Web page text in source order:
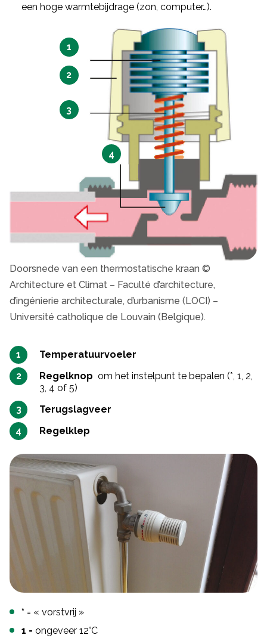
een hoge warmtebijdrage (zon, computer…).
1
2
3
4
Doorsnede van een thermostatische kraan ©
Architecture et Climat – Faculté d’architecture,
d’ingénierie architecturale, d’urbanisme (LOCI) –
Université catholique de Louvain (Belgique).
Temperatuurvoeler
Regelknop om het instelpunt te bepalen (*, 1, 2,
3, 4 of 5)
Terugslagveer
Regelklep
* = « vorstvrij »
1 = ongeveer 12°C